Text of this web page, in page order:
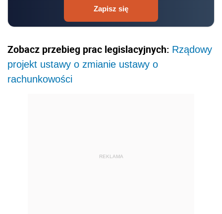
Zapisz się
Zobacz przebieg prac legislacyjnych: Rządowy
projekt ustawy o zmianie ustawy o
rachunkowości
REKLAMA